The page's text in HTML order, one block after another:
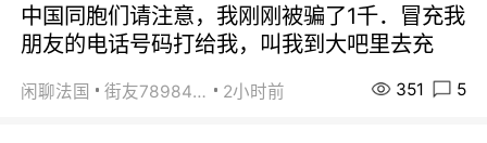
中国同胞们请注意，我刚刚被骗了1千．冒充我
朋友的电话号码打给我，叫我到大吧里去充
闲聊法国 街友78984738 2小时前 351 5